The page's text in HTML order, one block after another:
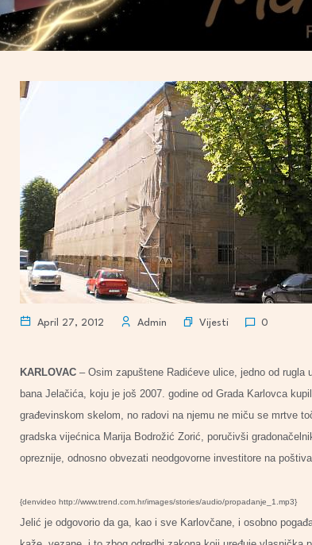
April 27, 2012 Admin Vijesti 0
KARLOVAC – Osim zapuštene Radićeve ulice, jedno od
bana Jelačića, koju je još 2007. godine od Grada Karlovca
građevinskom skelom, no radovi na njemu ne miču se mrtve
gradska vijećnica Marija Bodrožić Zorić, poručivši
opreznije, odnosno obvezati neodgovorne investitore na
{denvideo http://www.trend.com.hr/images/stories/audio/propadanje_1.mp3}
Jelić je odgovorio da ga, kao i sve Karlovčane, i osobno